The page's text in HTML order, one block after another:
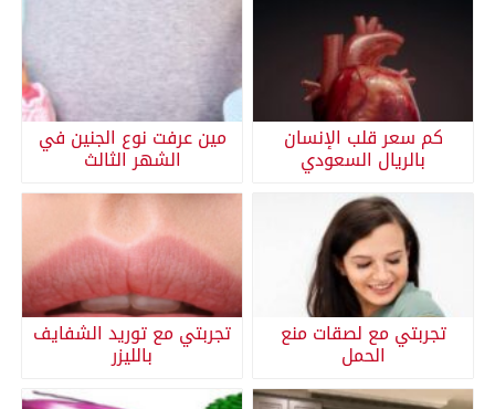
كم سعر قلب الإنسان
بالريال السعودي
مين عرفت نوع الجنين في
الشهر الثالث
تجربتي مع لصقات منع
الحمل
تجربتي مع توريد الشفايف
بالليزر